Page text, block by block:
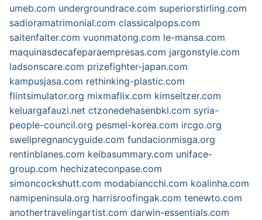
umeb.com undergroundrace.com superiorstirling.com
sadioramatrimonial.com classicalpops.com
saitenfalter.com vuonmatong.com le-mansa.com
maquinasdecafeparaempresas.com jargonstyle.com
ladsonscare.com prizefighter-japan.com
kampusjasa.com rethinking-plastic.com
flintsimulator.org mixmaflix.com kimseltzer.com
keluargafauzi.net ctzonedehasenbkl.com syria-
people-council.org pesmel-korea.com ircgo.org
swellpregnancyguide.com fundacionmisga.org
rentinblanes.com keibasummary.com uniface-
group.com hechizateconpase.com
simoncockshutt.com modabiancchi.com koalinha.com
namipeninsula.org harrisroofingak.com tenewto.com
anothertravelingartist.com darwin-essentials.com